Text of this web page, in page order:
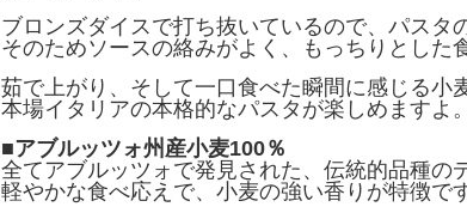
ブロンズダイスで打ち抜いているので、パスタ
そのためソースの絡みがよく、もっちりとした
茹で上がり、そして一口食べた瞬間に感じる小
本場イタリアの本格的なパスタが楽しめますよ。
■アブルッツォ州産小麦100％
全てアブルッツォで発見された、伝統的品種の
軽やかな食べ応えで、小麦の強い香りが特徴です